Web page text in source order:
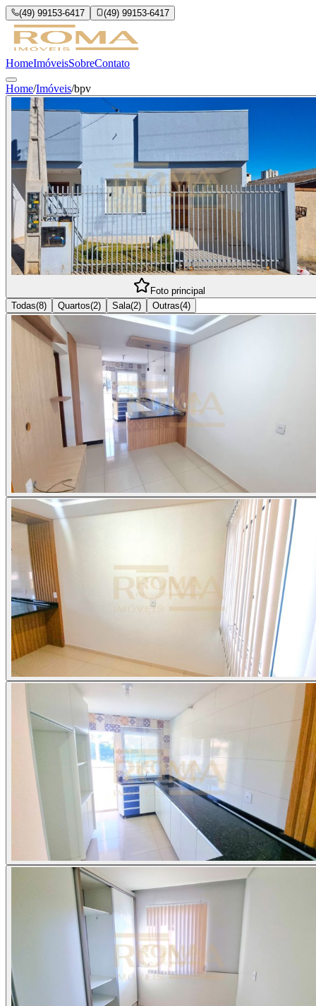
(49) 99153-6417 (49) 99153-6417
HomeImóveisSobreContato
Home/Imóveis/bpv
Foto principal
Todas(8) Quartos(2) Sala(2) Outras(4)